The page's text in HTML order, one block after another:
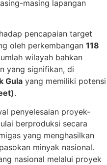
masing lapangan
pencapaian target
oleh perkembangan 118
wilayah bahkan
yang signifikan, di
Gula yang memiliki potensi
.
penyelesaian proyek-
berproduksi secara
yang menghasilkan
minyak nasional.
nasional melalui proyek